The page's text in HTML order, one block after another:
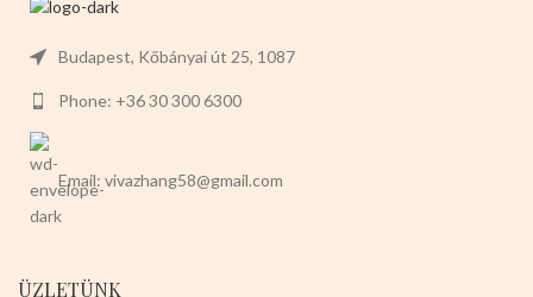
Budapest, Kőbányai út 25, 1087
Phone: +36 30 300 6300
Email: vivazhang58@gmail.com
ÜZLETÜNK